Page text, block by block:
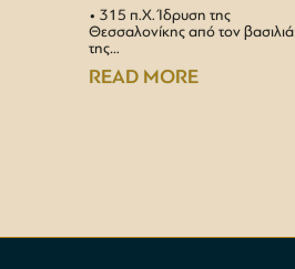
• 315 π.Χ. Ίδρυση της
Θεσσαλονίκης από τον βασιλιά
της…
READ MORE